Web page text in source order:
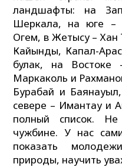
ландшафты: на
Шеркала, на юге –
Огем, в Жетысу – Хан
Кайынды, Капал-
булак, на
Маркаколь и
Бурабай и
севере – Имантау и
полный список.
чужбине. У нас
показать
природы, научить